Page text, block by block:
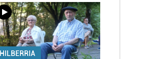
HILBERRIA